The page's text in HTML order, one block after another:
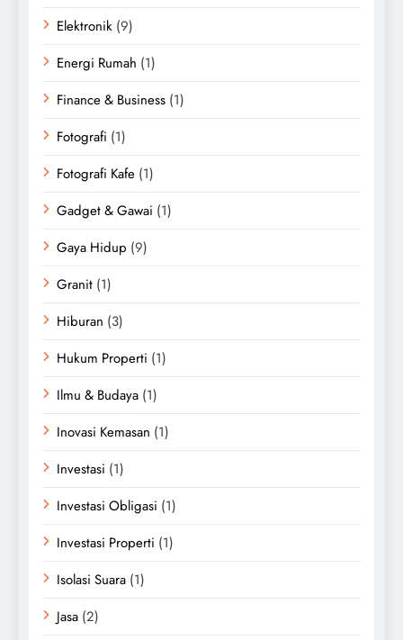
Elektronik (9)
Energi Rumah (1)
Finance & Business (1)
Fotografi (1)
Fotografi Kafe (1)
Gadget & Gawai (1)
Gaya Hidup (9)
Granit (1)
Hiburan (3)
Hukum Properti (1)
Ilmu & Budaya (1)
Inovasi Kemasan (1)
Investasi (1)
Investasi Obligasi (1)
Investasi Properti (1)
Isolasi Suara (1)
Jasa (2)